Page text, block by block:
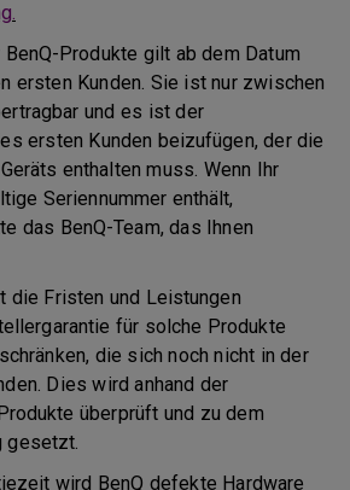
Produkte gilt ab dem Datum
ersten Kunden. Sie ist nur zwischen
und es ist der
ersten Kunden beizufügen, der die
enthalten muss. Wenn Ihr
Seriennummer enthält,
das BenQ-Team, das Ihnen
die Fristen und Leistungen
für solche Produkte
die sich noch nicht in der
Dies wird anhand der
überprüft und zu dem
gesetzt.
wird BenQ defekte Hardware